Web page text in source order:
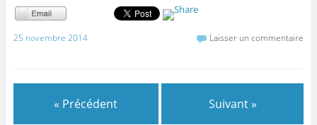
25 novembre 2014 Laisser un commentaire
« Précédent Suivant »